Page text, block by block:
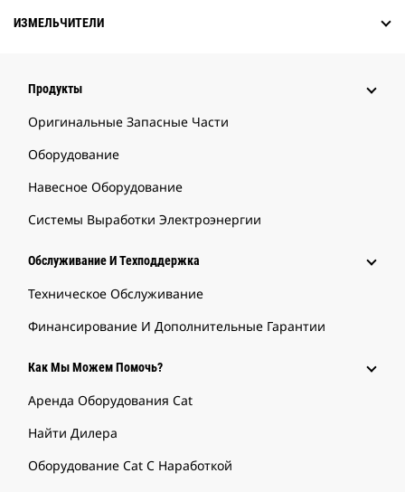
ИЗМЕЛЬЧИТЕЛИ
Продукты
Оригинальные Запасные Части
Оборудование
Навесное Оборудование
Системы Выработки Электроэнергии
Обслуживание И Техподдержка
Техническое Обслуживание
Финансирование И Дополнительные Гарантии
Как Мы Можем Помочь?
Аренда Оборудования Cat
Найти Дилера
Оборудование Cat С Наработкой